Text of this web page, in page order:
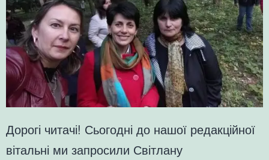
Дорогі читачі! Сьогодні до нашої редакційної
вітальні ми запросили Світлану